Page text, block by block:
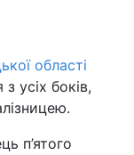
області
усіх боків,
п’ятого